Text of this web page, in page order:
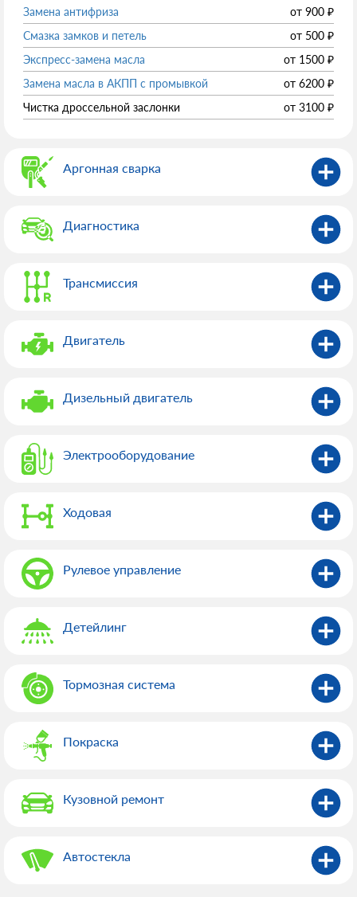
Замена антифриза от 900 ₽
Смазка замков и петель
от 500 ₽
Экспресс-замена масла
от 1500 ₽
Замена масла в АКПП с промывкой
от 6200 ₽
Чистка дроссельной заслонки
от 3100 ₽
Аргонная сварка
Диагностика
Трансмиссия
Двигатель
Дизельный двигатель
Электрооборудованиe
Ходовая
Рулевое управление
Детейлинг
Тормозная система
Покраска
Кузовной ремонт
Автостекла